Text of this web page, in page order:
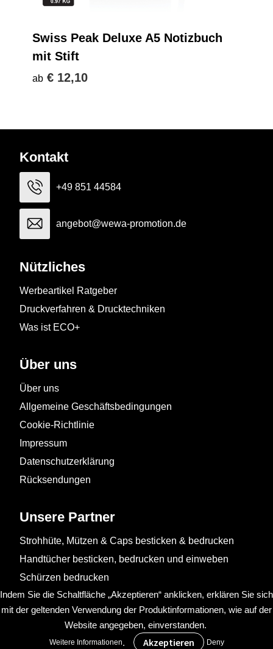
Swiss Peak Deluxe A5 Notizbuch
mit Stift
ab € 12,10
Kontakt
+49 851 44584
angebot@wewa-promotion.de
Nützliches
Werbeartikel Ratgeber
Druckverfahren & Drucktechniken
Was ist ECO+
Über uns
Über uns
Allgemeine Geschäftsbedingungen
Cookie-Richtlinie
Impressum
Datenschutzerklärung
Rücksendungen
Unsere Partner
Strohhüte, Mützen & Caps besticken & bedrucken
Handtücher besticken, bedrucken und einweben
Schürzen bedrucken
Indem Sie die Schaltfläche „Akzeptieren“ anklicken, erklären Sie sich
mit der geltenden Verwendung der Produktinformationen, wie auf der
Website angegeben, einverstanden.
Weitere Informationen. Deny